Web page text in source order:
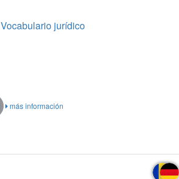
Vocabulario jurídico
más información